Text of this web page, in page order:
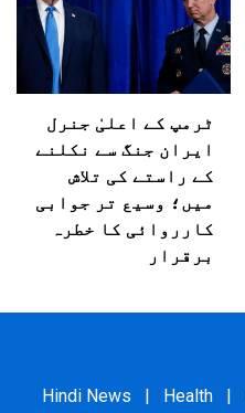
ٹرمپ کے اعلیٰ جنرل
ایران جنگ سے نکلنے
کے راستے کی تلاش
میں؛ وسیع تر جوابی
کارروائی کا خطرہ
برقرار
Hindi News | Health |